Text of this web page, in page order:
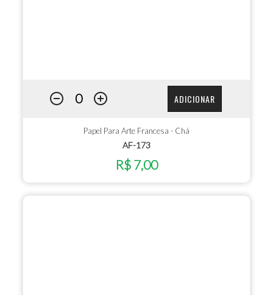
ADICIONAR
Papel Para Arte Francesa - Chá
AF-173
R$ 7,00